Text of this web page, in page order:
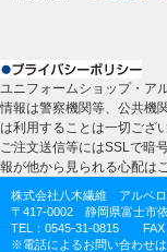
ユニフォームショップ・ア
情報は警察機関等、公共機
は利用することは一切ござ
ご注文送信等にはSSLで暗
報が他から見られる心配は
株式会社八木繊維 アルベロ
〒417-0002 静岡県富士市
TEL：0545-31-0815 FAX
※電話によるお問い合わせは